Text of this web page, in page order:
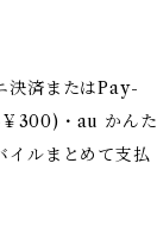
決済またはPay-
300)・au かんた
イルまとめて支払